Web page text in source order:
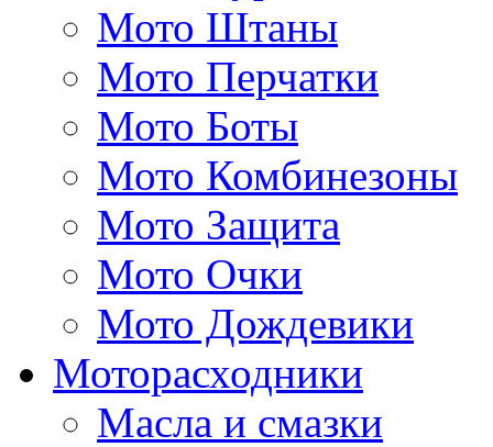
Мото Штаны
Мото Перчатки
Мото Боты
Мото Комбинезоны
Мото Защита
Мото Очки
Мото Дождевики
Моторасходники
Масла и смазки